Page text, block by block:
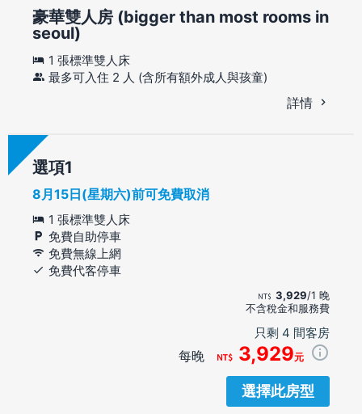
豪華雙人房 (bigger than most rooms in
seoul)
1 張標準雙人床
最多可入住 2 人 (含所有額外成人與孩童)
詳情
選項
8月15日(星期六)前可免費取消
1 張標準雙人床
免費自助停車
免費無線上網
免費代客停車
3,929/1 晚
不含稅金和服務費
只剩 4 間客房
每晚 3,929元
選擇此房型